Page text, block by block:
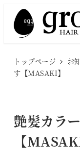
トップページ お
す【MASAKI】
艶髪カラ
【